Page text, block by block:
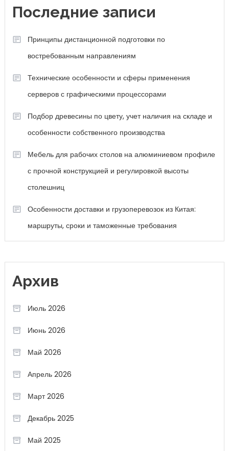
Последние записи
Принципы дистанционной подготовки по
востребованным направлениям
Технические особенности и сферы применения
серверов с графическими процессорами
Подбор древесины по цвету, учет наличия на складе и
особенности собственного производства
Мебель для рабочих столов на алюминиевом профиле
с прочной конструкцией и регулировкой высоты
столешниц
Особенности доставки и грузоперевозок из Китая:
маршруты, сроки и таможенные требования
Архив
Июль 2026
Июнь 2026
Май 2026
Апрель 2026
Март 2026
Декабрь 2025
Май 2025